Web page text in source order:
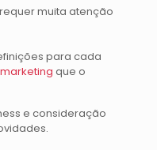
muita atenção
para cada
que o
e consideração